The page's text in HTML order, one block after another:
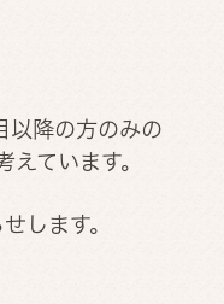
以降の方のみの
えています。
します。